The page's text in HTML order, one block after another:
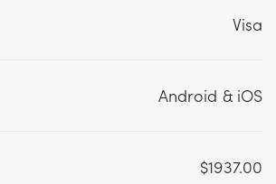
Visa
Android & iOS
$1937.00